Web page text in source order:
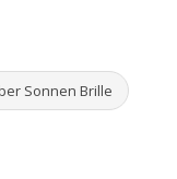
Sonnen Brille